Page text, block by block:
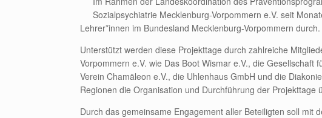
Sozialpsychiatrie Mecklenburg-Vorpommern e.V. seit
Lehrer*innen im Bundesland Mecklenburg-Vorpommern durch.
Unterstützt werden diese Projekttage durch zahlreiche
Vorpommern e.V. wie Das Boot Wismar e.V., die
Verein Chamäleon e.V., die Uhlenhaus GmbH und die
Regionen die Organisation und Durchführung der Projekttage
Durch das gemeinsame Engagement aller Beteiligten soll mit